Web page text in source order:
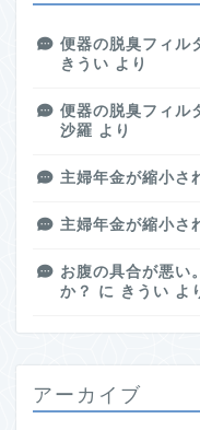
便器の脱臭フィル
きうい より
便器の脱臭フィル
沙羅 より
主婦年金が縮小さ
主婦年金が縮小さ
お腹の具合が悪い
か？
に きうい よ
アーカイブ